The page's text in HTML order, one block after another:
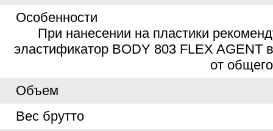
Особенности
При нанесении на пластики
эластификатор BODY 803 FLEX AGENT
от
Объем
Вес брутто